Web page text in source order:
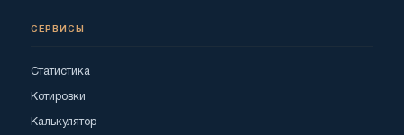
СЕРВИСЫ
Статистика
Котировки
Калькулятор